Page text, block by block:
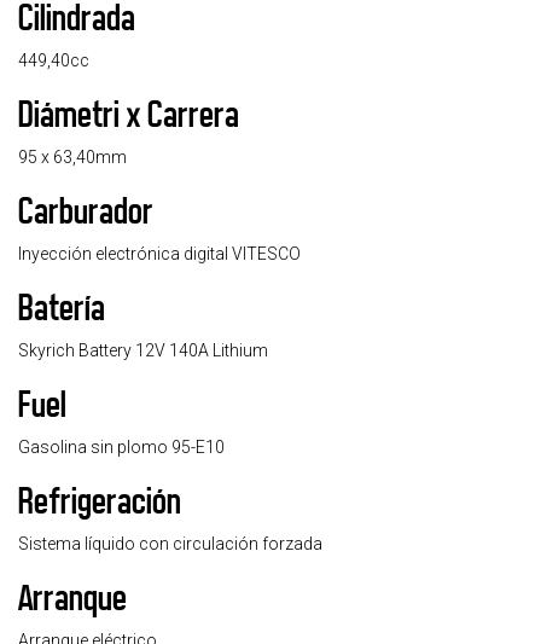
Cilindrada
449,40cc
Diámetri x Carrera
95 x 63,40mm
Carburador
Inyección electrónica digital VITESCO
Batería
Skyrich Battery 12V 140A Lithium
Fuel
Gasolina sin plomo 95-E10
Refrigeración
Sistema líquido con circulación forzada
Arranque
Arranque eléctrico